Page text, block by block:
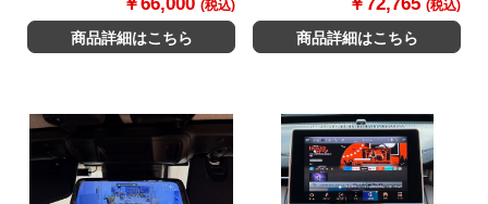
(税込)
商品詳細はこちら
(税込)
商品詳細はこちら